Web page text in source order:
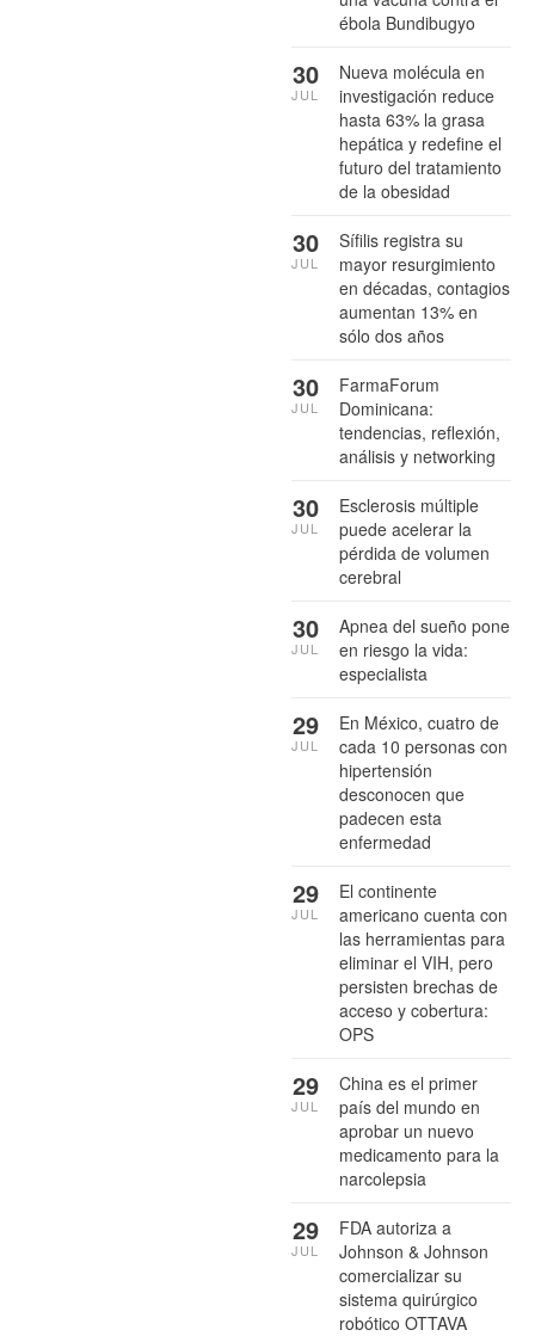
ébola Bundibugyo
Nueva molécula en
investigación reduce
hasta 63% la grasa
hepática y redefine el
futuro del tratamiento
de la obesidad
30
JUL
Sífilis registra su
mayor resurgimiento
en décadas, contagios
aumentan 13% en
sólo dos años
30
JUL
FarmaForum
Dominicana:
tendencias, reflexión,
análisis y networking
30
JUL
Esclerosis múltiple
puede acelerar la
pérdida de volumen
cerebral
30
JUL
Apnea del sueño pone
en riesgo la vida:
especialista
30
JUL
En México, cuatro de
cada 10 personas con
hipertensión
desconocen que
padecen esta
enfermedad
29
JUL
El continente
americano cuenta con
las herramientas para
eliminar el VIH, pero
persisten brechas de
acceso y cobertura:
OPS
29
JUL
China es el primer
país del mundo en
aprobar un nuevo
medicamento para la
narcolepsia
29
JUL
FDA autoriza a
Johnson & Johnson
comercializar su
sistema quirúrgico
robótico OTTAVA
29
JUL